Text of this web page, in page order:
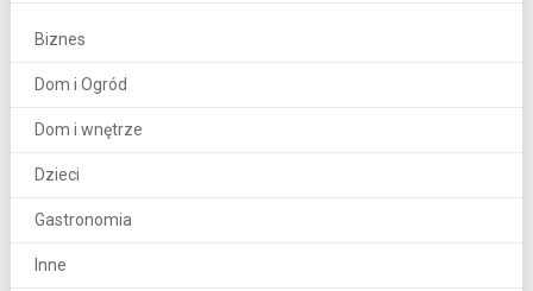
Biznes
Dom i Ogród
Dom i wnętrze
Dzieci
Gastronomia
Inne